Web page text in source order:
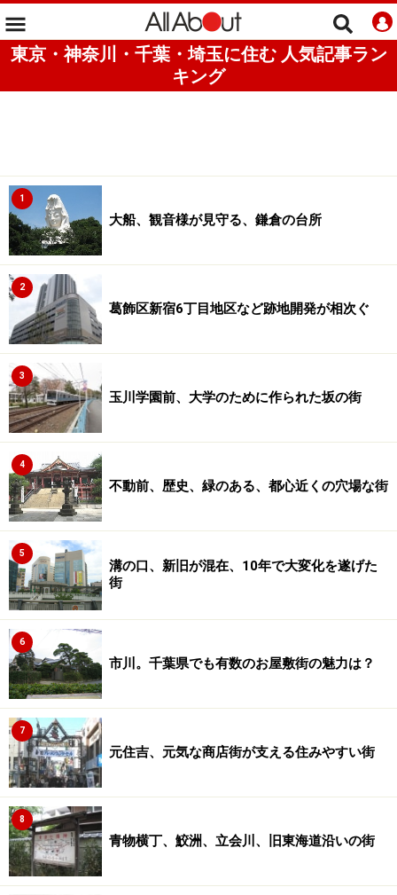
東京・神奈川・千葉・埼玉に住む 人気記事ラン
キング
1
大船、観音様が見守る、鎌倉の台所
2
葛飾区新宿6丁目地区など跡地開発が相次ぐ
3
玉川学園前、大学のために作られた坂の街
4
不動前、歴史、緑のある、都心近くの穴場な街
5
溝の口、新旧が混在、10年で大変化を遂げた
街
6
市川。千葉県でも有数のお屋敷街の魅力は？
7
元住吉、元気な商店街が支える住みやすい街
8
青物横丁、鮫洲、立会川、旧東海道沿いの街